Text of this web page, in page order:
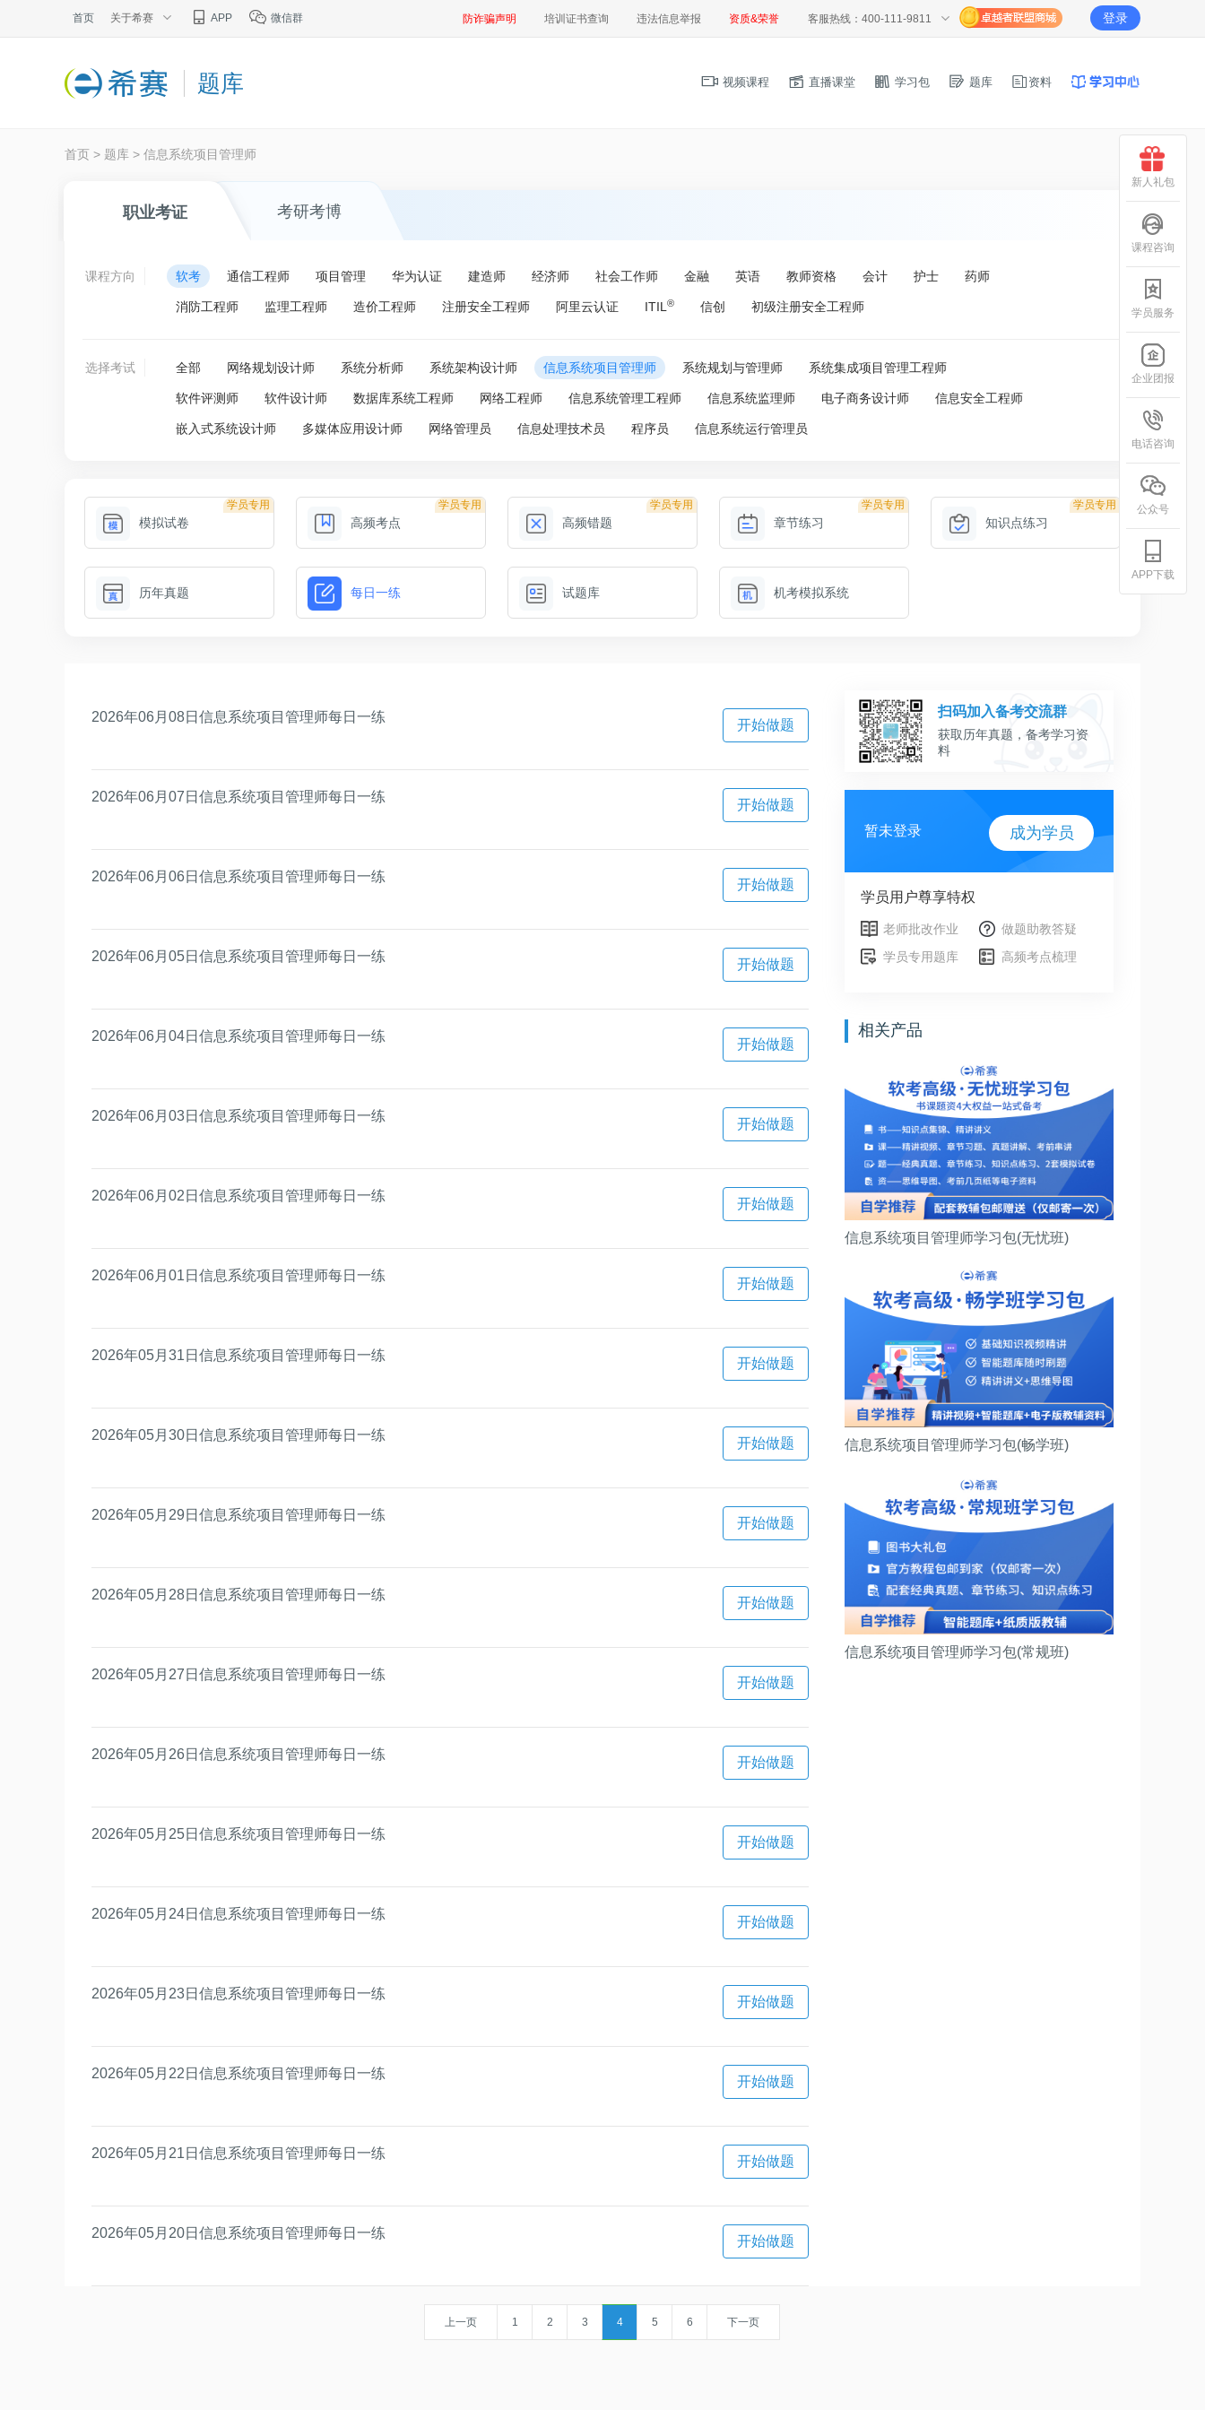
首页 关于希赛 APP 微信群 防诈骗声明 培训证书查询 违法信息举报 资质&荣誉 客服热线：400-111-9811 登录
题库 视频课程 直播课堂 学习包 题库 资料
首页 > 题库 > 信息系统项目管理师
职业考证 考研考博
课程方向 软考 通信工程师 项目管理 华为认证 建造师 经济师 社会工作师 金融 英语 教师资格 会计 护士 药师
消防工程师 监理工程师 造价工程师 注册安全工程师 阿里云认证 ITIL ® 信创 初级注册安全工程师
选择考试 全部 网络规划设计师 系统分析师 系统架构设计师 信息系统项目管理师 系统规划与管理师 系统集成项目管理工程师
软件评测师 软件设计师 数据库系统工程师 网络工程师 信息系统管理工程师 信息系统监理师 电子商务设计师 信息安全工程师
嵌入式系统设计师 多媒体应用设计师 网络管理员 信息处理技术员 程序员 信息系统运行管理员
学员专用
模拟试卷
学员专用
高频考点
学员专用
高频错题
学员专用
章节练习
学员专用
知识点练习
历年真题 每日一练 试题库 机考模拟系统
2026年06月08日信息系统项目管理师每日一练
开始做题
2026年06月07日信息系统项目管理师每日一练
开始做题
2026年06月06日信息系统项目管理师每日一练
开始做题
2026年06月05日信息系统项目管理师每日一练
开始做题
2026年06月04日信息系统项目管理师每日一练
开始做题
2026年06月03日信息系统项目管理师每日一练
开始做题
2026年06月02日信息系统项目管理师每日一练
开始做题
2026年06月01日信息系统项目管理师每日一练
开始做题
2026年05月31日信息系统项目管理师每日一练
开始做题
2026年05月30日信息系统项目管理师每日一练
开始做题
2026年05月29日信息系统项目管理师每日一练
开始做题
2026年05月28日信息系统项目管理师每日一练
开始做题
2026年05月27日信息系统项目管理师每日一练
开始做题
2026年05月26日信息系统项目管理师每日一练
开始做题
2026年05月25日信息系统项目管理师每日一练
开始做题
2026年05月24日信息系统项目管理师每日一练
开始做题
2026年05月23日信息系统项目管理师每日一练
开始做题
2026年05月22日信息系统项目管理师每日一练
开始做题
2026年05月21日信息系统项目管理师每日一练
开始做题
2026年05月20日信息系统项目管理师每日一练
开始做题
扫码加入备考交流群
获取历年真题，备考学习资
料
暂未登录 成为学员
学员用户尊享特权
老师批改作业
做题助教答疑
学员专用题库
高频考点梳理
相关产品
信息系统项目管理师学习包(无忧班)
信息系统项目管理师学习包(畅学班)
信息系统项目管理师学习包(常规班)
上一页 1 2 3 4 5 6 下一页
新人礼包
课程咨询
学员服务
企业团报
电话咨询
公众号
APP下载